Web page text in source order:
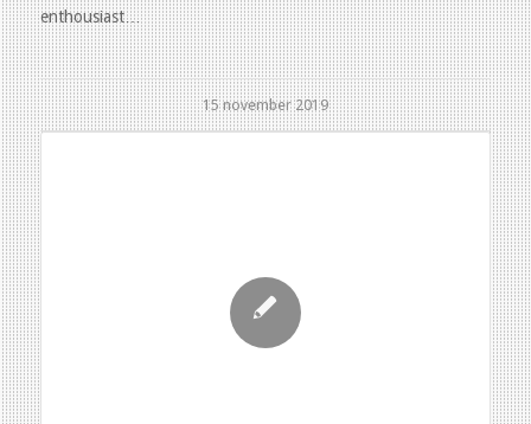
enthousiast…
15 november 2019